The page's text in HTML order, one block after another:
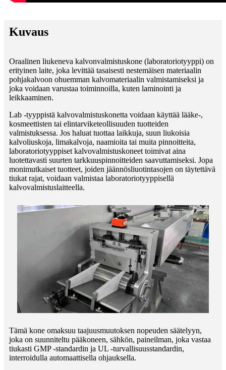
Kuvaus
Oraalinen liukeneva kalvonvalmistuskone (laboratoriotyyppi) on
erityinen laite, joka levittää tasaisesti nestemäisen materiaalin
pohjakalvoon ohuemman kalvomateriaalin valmistamiseksi ja
joka voidaan varustaa toiminnoilla, kuten laminointi ja
leikkaaminen.
Lab -tyyppistä kalvovalmistuskonetta voidaan käyttää lääke-,
kosmeettisten tai elintarviketeollisuuden tuotteiden
valmistuksessa. Jos haluat tuottaa laikkuja, suun liukoisia
kalvoliuskoja, limakalvoja, naamioita tai muita pinnoitteita,
laboratoriotyyppiset kalvovalmistuskoneet toimivat aina
luotettavasti suurten tarkkuuspinnoitteiden saavuttamiseksi. Jopa
monimutkaiset tuotteet, joiden jäännösliuotintasojen on täytettävä
tiukat rajat, voidaan valmistaa laboratoriotyyppisellä
kalvovalmistuslaitteella.
Tämä kone omaksuu taajuusmuutoksen nopeuden säätelyyn,
joka on suunniteltu pääkoneen, sähkön, paineilman, joka vastaa
tiukasti GMP -standardin ja UL -turvallisuusstandardin,
interroidulla automaattisella ohjauksella.